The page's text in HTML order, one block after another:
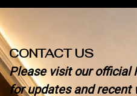
Please visit our official
for updates and recent